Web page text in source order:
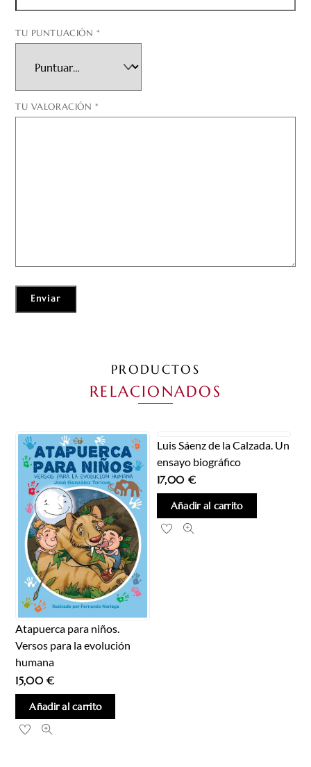
TU PUNTUACIÓN *
TU VALORACIÓN *
PRODUCTOS
RELACIONADOS
Atapuerca para niños.
Versos para la evolución
humana
15,00€
Añadir al carrito
Luis Sáenz de la Calzada. Un
ensayo biográfico
17,00 €
Añadir al carrito